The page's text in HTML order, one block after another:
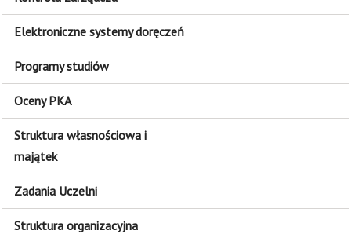
Elektroniczne systemy doręczeń
Programy studiów
Oceny PKA
Struktura własnościowa i
majątek
Zadania Uczelni
Struktura organizacyjna